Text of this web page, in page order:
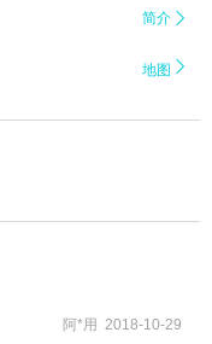
简介 
地图 
阿*用 2018-10-29